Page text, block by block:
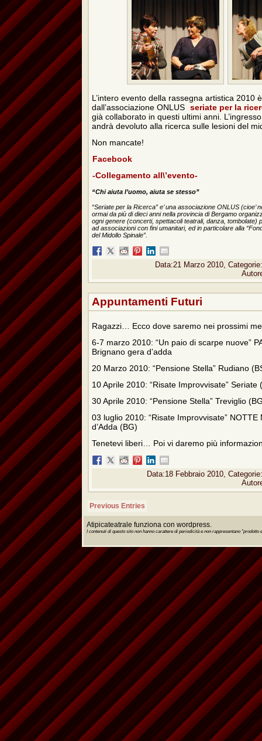
L’intero evento della rassegna artistica 2010
dall’associazione ONLUS seriate per la
già collaborato in questi ultimi anni.
andrà devoluto alla ricerca sulle lesioni del
Non mancate!
Facebook
-Collegamento all\’evento-
“Chi aiuta l’uomo, aiuta se stesso”
“Seriate per la Ricerca” e’ una associazione ONLUS (cioe’
ormai da più di dieci anni nella provincia di Bergamo
ogni genere (concerti, spettacoli teatrali, danza, tombolate)
ad associazioni con fini umanitari, ed in particolare alla
del Midollo Spinale”.
Data:21 Marzo 2010,
Appuntamenti Futuri
Ragazzi… Ecco dove saremo nei prossimi
6-7 marzo 2010: “Un paio di scarpe nuove”
Brignano gera d’adda
20 Marzo 2010: “Pensione Stella” Rudiano
10 Aprile 2010: “Risate Improvvisate” Seriate
30 Aprile 2010: “Pensione Stella” Treviglio
03 luglio 2010: “Risate Improvvisate” NOTTE
d’Adda (BG)
Tenetevi liberi… Poi vi daremo più
Data:18 Febbraio 2010,
Previous Entries
Atipicateatrale funziona con wordpress.
I contenuti di questo sito non hanno carattere di periodicitá e non rappresentano